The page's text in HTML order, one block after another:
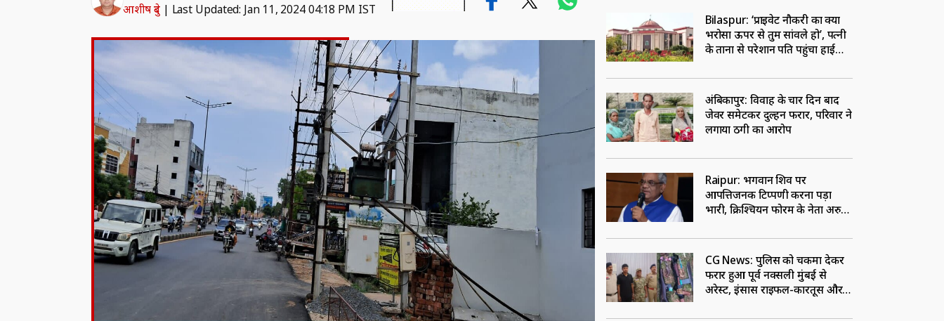
आशीष दुबे| Last Updated: Jan 11, 2024 04:18 PM IST
Bilaspur: ‘प्राइवेट नौकरी का क्या
भरोसा ऊपर से तुम सांवले हो’, पत्नी
के तानों से परेशान पति पहुंचा हाई
अंबिकापुर: विवाह के चार दिन बाद
जेवर समेटकर दुल्हन फरार, परिवार ने
लगाया ठगी का आरोप
Raipur: भगवान शिव पर
आपत्तिजनक टिप्पणी करना पड़ा
भारी, क्रिश्चियन फोरम के नेता अरुण
CG News: पुलिस को चकमा देकर
फरार हुआ पूर्व नक्सली मुंबई से
अरेस्ट, इंसास राइफल-कारतूस और